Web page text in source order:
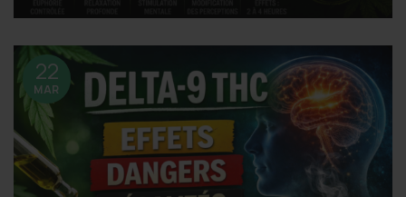
22
MAR